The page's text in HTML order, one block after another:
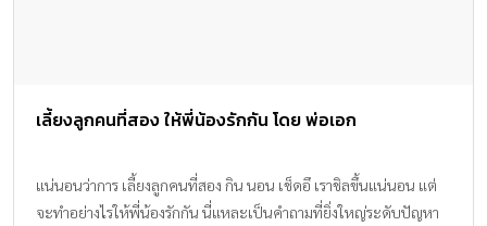
เลี้ยงลูกคนที่สอง ให้พี่น้องรักกัน โดย พ่อเอก
แน่นอนว่าการ เลี้ยงลูกคนที่สอง กิน นอน เช็ดอึ เราชิลขึ้นแน่นอน แต่
จะทำอย่างไรให้พี่น้องรักกัน นี่แหละเป็นคำถามที่ยิ่งใหญ่ระดับปัญหา